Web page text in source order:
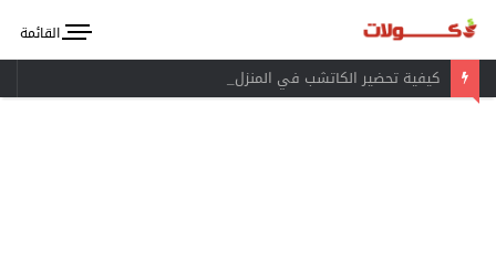
القائمة
كيفية تحضير الكاتشب في المنزل